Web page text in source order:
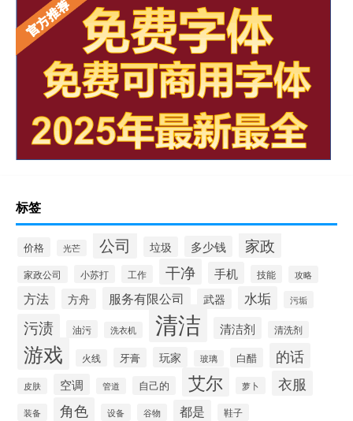
标签
价格 光芒 公司 垃圾 多少钱 家政
家政公司 小苏打 工作 干净 手机 技能 攻略
方法 方舟 服务有限公司 武器 水垢 污垢
污渍 油污 洗衣机 清洁 清洁剂 清洗剂
游戏 火线 牙膏 玩家 玻璃 白醋 的话
皮肤 空调 管道 自己的 艾尔 萝卜 衣服
装备 角色 设备 谷物 都是 鞋子